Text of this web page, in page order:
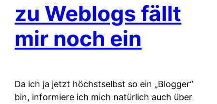
zu Weblogs fällt
mir noch ein
Da ich ja jetzt höchstselbst so ein „Blogger“
bin, informiere ich mich natürlich auch über